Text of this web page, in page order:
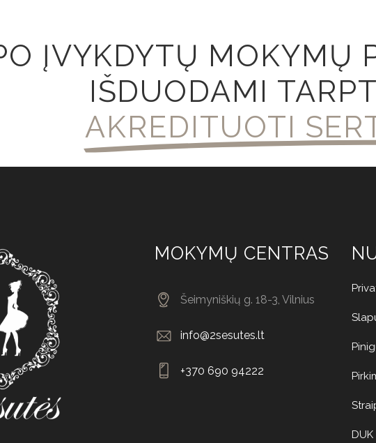
ĮVYKDYTŲ MOKYMŲ
IŠDUODAMI
AKREDITUOTI
MOKYMŲ CENTRAS
Šeimyniškių g. 18-3, Vilnius
info@2sesutes.lt
+370 690 94222
DUK